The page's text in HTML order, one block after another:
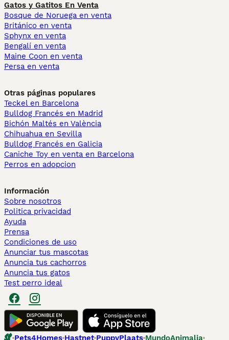
Gatos y Gatitos En Venta
Bosque de Noruega en venta
Británico en venta
Sphynx en venta
Bengalí en venta
Maine Coon en venta
Persa en venta
Otras páginas populares
Teckel en Barcelona
Bulldog Francés en Madrid
Bichón Maltés en València
Chihuahua en Sevilla
Bulldog Francés en Galicia
Caniche Toy en venta en Barcelona
Perros en adopcion
Información
Sobre nosotros
Politica privacidad
Ayuda
Prensa
Condiciones de uso
Anunciar tus mascotas
Anuncia tus cachorros
Anuncia tus gatos
Test perro ideal